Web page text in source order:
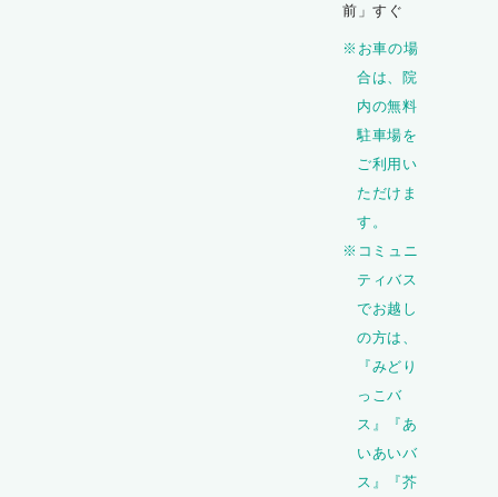
前」すぐ
※お車の場
合は、院
内の無料
駐車場を
ご利用い
ただけま
す。
※コミュニ
ティバス
でお越し
の方は、
『みどり
っこバ
ス』『あ
いあいバ
ス』『芥